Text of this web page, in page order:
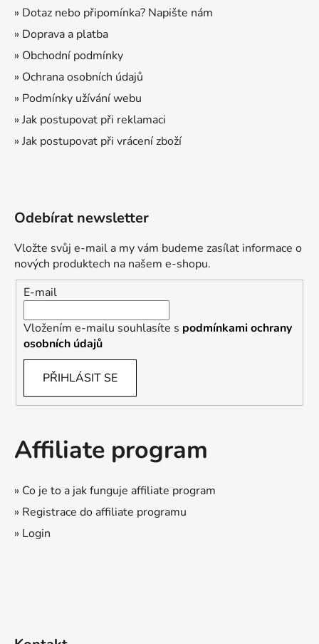
» Dotaz nebo připomínka? Napište nám
» Doprava a platba
» Obchodní podmínky
» Ochrana osobních údajů
» Podmínky užívání webu
» Jak postupovat při reklamaci
» Jak postupovat při vrácení zboží
Odebírat newsletter
Vložte svůj e-mail a my vám budeme zasílat informace o
nových produktech na našem e-shopu.
E-mail
Vložením e-mailu souhlasíte s podmínkami ochrany
osobních údajů
PŘIHLÁSIT SE
Affiliate program
» Co je to a jak funguje affiliate program
» Registrace do affiliate programu
» Login